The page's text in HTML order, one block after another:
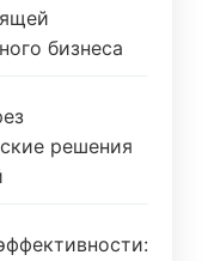
бизнеса
решения